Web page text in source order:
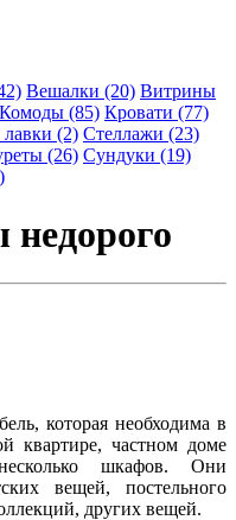
Вешалки (20) Витрины
Комоды (85) Кровати (77)
(2) Стеллажи (23)
(26) Сундуки (19)
которая необходима в
квартире, частном доме
шкафов. Они
вещей, постельного
других вещей.